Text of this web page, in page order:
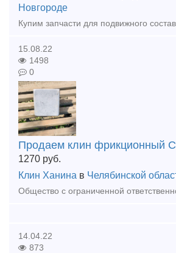
Новгороде
15.08.22
1498
0
Продаем клин фрикционный
1270 руб.
Клин Ханина в Челябинской
14.04.22
873